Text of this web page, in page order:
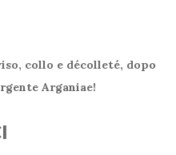
collo e décolleté, dopo
Arganiae!